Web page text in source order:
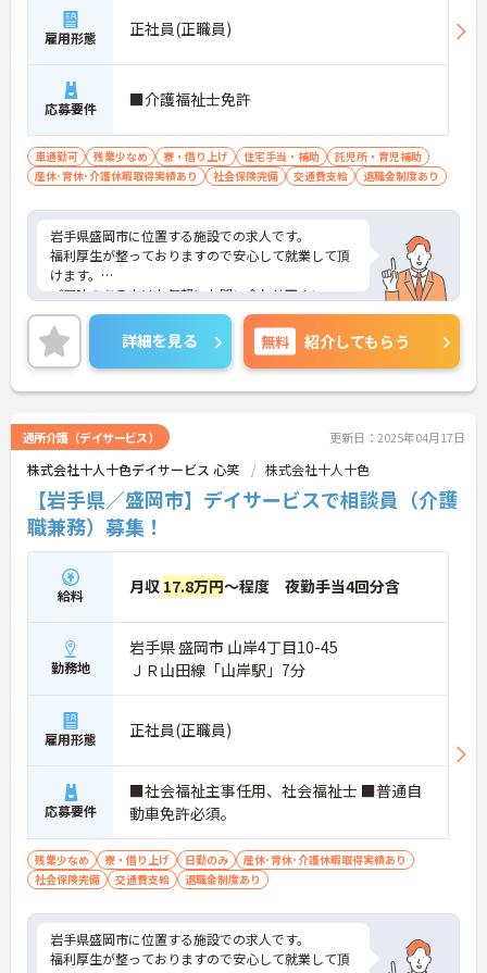
雇用形態 正社員(正職員)
応募要件 ■介護福祉士免許
車通勤可 残業少なめ 寮・借り上げ 住宅手当・補助
託児所・育児補助
産休･育休･介護休暇取得実績あり
社会保険完備 交通費支給 退職金制度あり
岩手県盛岡市に位置する施設での求人です。
福利厚生が整っておりますので安心して就業して頂
けます。
ご興味のある方はお気軽にお問い合わせ下さい。
詳細を見る 無料 紹介してもらう
通所介護（デイサービス） 更新日：2025年04月17日
株式会社十人十色デイサービス 心笑 株式会社十人十色
【岩手県／盛岡市】デイサービスで相談員（介護
職兼務）募集！
給料 月収 17.8万円～程度 夜勤手当4回分含
勤務地
岩手県 盛岡市 山岸4丁目10-45
ＪＲ山田線「山岸駅」7分
雇用形態 正社員(正職員)
応募要件
■社会福祉主事任用、社会福祉士 ■普通自
動車免許必須。
残業少なめ 寮・借り上げ 日勤のみ
産休･育休･介護休暇取得実績あり
社会保険完備
交通費支給 退職金制度あり
岩手県盛岡市に位置する施設での求人です。
福利厚生が整っておりますので安心して就業して頂